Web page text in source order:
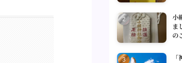
小
ま
の